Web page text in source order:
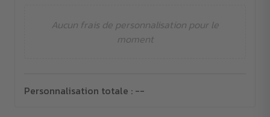
Aucun frais de personnalisation pour le
moment
Personnalisation totale : --